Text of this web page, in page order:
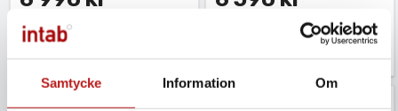
Samtycke Information Om
Exkl. moms
Q-U0843G